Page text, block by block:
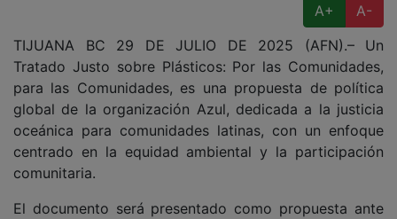
A+
A-
TIJUANA BC 29 DE JULIO DE 2025 (AFN).– Un
Tratado Justo sobre Plásticos: Por las Comunidades,
para las Comunidades, es una propuesta de política
global de la organización Azul, dedicada a la justicia
oceánica para comunidades latinas, con un enfoque
centrado en la equidad ambiental y la participación
comunitaria.
El documento será presentado como propuesta ante